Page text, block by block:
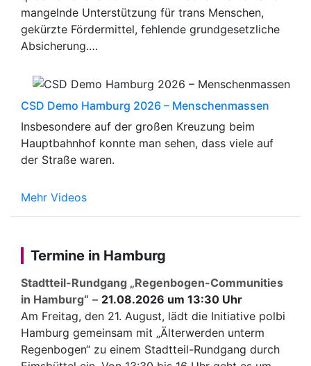
mangelnde Unterstützung für trans Menschen,
gekürzte Fördermittel, fehlende grundgesetzliche
Absicherung.…
CSD Demo Hamburg 2026 – Menschenmassen
Insbesondere auf der großen Kreuzung beim
Hauptbahnhof konnte man sehen, dass viele auf
der Straße waren.
Mehr Videos
Termine in Hamburg
Stadtteil-Rundgang „Regenbogen-Communities
in Hamburg“ – 21.08.2026 um 13:30 Uhr
Am Freitag, den 21. August, lädt die Initiative polbi
Hamburg gemeinsam mit „Älterwerden unterm
Regenbogen“ zu einem Stadtteil-Rundgang durch